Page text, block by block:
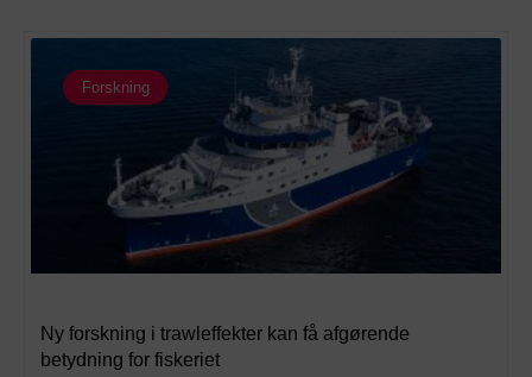
Forskning
Ny forskning i trawleffekter kan få afgørende
betydning for fiskeriet